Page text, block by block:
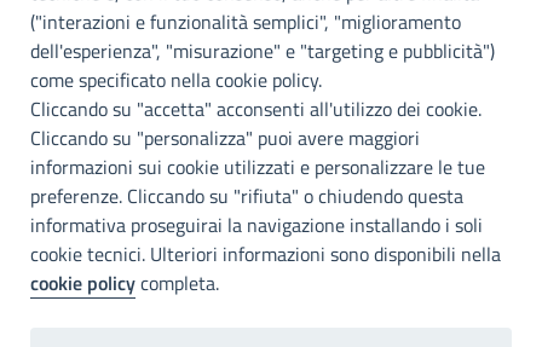
Info e contatti
Città Metropoliitana di Palermo
Via Maqueda, 100 - 90134 - Palermo
Cod. Fisc. 80021470820
PEC: cm.pa@cert.cittametropolitana.pa.it
I nostri canali social
Accessibilità
Città Metropolitana di Palermo si impegna a rendere il proprio sito
web accessibile, conformemente al D.lgs. 10 agosto 2018, n°106
("interazioni e funzionalità semplici", "miglioramento
dell'esperienza", "misurazione" e "targeting e pubblicità")
come specificato nella cookie policy.
Cliccando su "accetta" acconsenti all'utilizzo dei cookie.
Cliccando su "personalizza" puoi avere maggiori
informazioni sui cookie utilizzati e personalizzare le tue
preferenze. Cliccando su "rifiuta" o chiudendo questa
informativa proseguirai la navigazione installando i soli
cookie tecnici. Ulteriori informazioni sono disponibili nella
cookie policycompleta.